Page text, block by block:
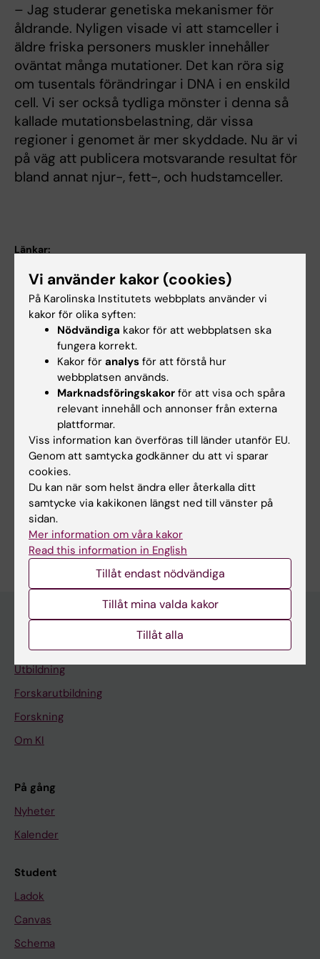
– Jag studerar genetiska mekanismer för
åldrande. Nyligen visade vi att stamceller i
äldre friska personers muskler innehåller
oväntat många mutationer. Det kan röra sig
om tusentals förändringar i DNA i en enskild
cell. Vi ser också tydliga mönster i denna så
kallade mutationsbelastning, där vissa
regioner i genomet är mer skyddade. Nu är vi
på väg att publicera motsvarande resultat för
bland annat njur-, fett-, och hudstamceller.
Länkar:
Åldrandets mekanismer i cellen
Forskningsområden:
Cell- och molekylärbiologi
Medicinsk bioteknologi (Inriktn. mot cellbiologi (inkl.
stamcellsbiologi), molekylärbiologi, mikrobiologi, biokemi
eller biofarmaci)
Medicinsk genetik och genomik
Forskningsämnen:
Genominstabilitet
Kardiovaskulära sjukdomar
Mutation Progeri
Satellitceller,
skelettmuskulatur
åldrande
Åldrande
Visa alla
Tekniker och metoder:
Molekylära modeller
Singelcellanalys
Är du Maria Eriksson?
Redigera din profil
Huvudmeny
Utbildning
Forskarutbildning
Forskning
Om KI
På gång
Nyheter
Kalender
Student
Ladok
Canvas
Schema
Vi använder kakor (cookies)
På Karolinska Institutets webbplats använder vi
kakor för olika syften:
Nödvändiga kakor för att webbplatsen ska
fungera korrekt.
Kakor för analys för att förstå hur
webbplatsen används.
Marknadsföringskakor för att visa och spåra
relevant innehåll och annonser från externa
plattformar.
Viss information kan överföras till länder utanför EU.
Genom att samtycka godkänner du att vi sparar
cookies.
Du kan när som helst ändra eller återkalla ditt
samtycke via kakikonen längst ned till vänster på
sidan.
Mer information om våra kakor
Read this information in English
Tillåt endast nödvändiga
Tillåt mina valda kakor
Tillåt alla